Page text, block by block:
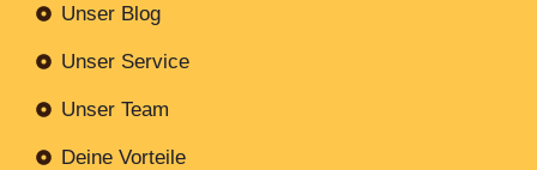
Unser Blog
Unser Service
Unser Team
Deine Vorteile